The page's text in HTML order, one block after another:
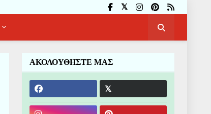
ΑΚΟΛΟΥΘΗΣΤΕ ΜΑΣ